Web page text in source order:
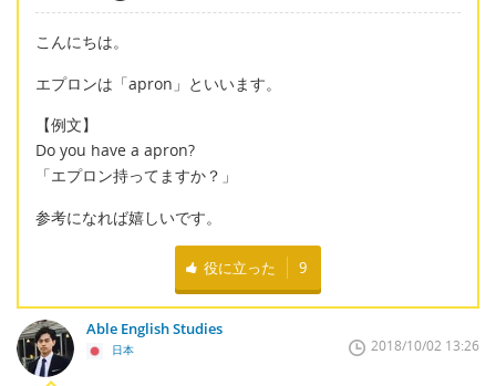
こんにちは。
エプロンは「apron」といいます。
【例文】
Do you have a apron?
「エプロン持ってますか？」
参考になれば嬉しいです。
役に立った 9
Able English Studies
日本 2018/10/02 13:26